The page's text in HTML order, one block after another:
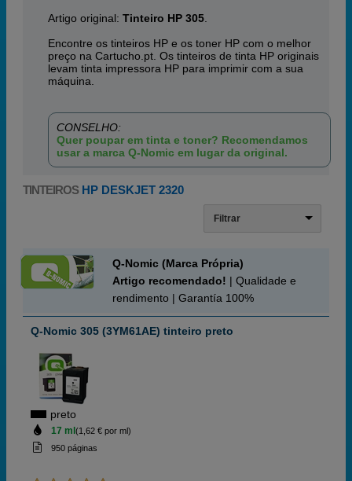
Artigo original: Tinteiro HP 305
Encontre os tinteiros HP e os toner HP com o melhor
preço na Cartucho.pt. Os tinteiros de tinta HP originais
levam tinta impressora HP para imprimir com a sua
máquina.
CONSELHO:
Quer poupar em tinta e toner? Recomendamos
usar a marca Q-Nomic em lugar da original.
TINTEIROS HP DESKJET 2320
Filtrar
Q-Nomic (Marca Própria)
Artigo recomendado! | Qualidade e
rendimento | Garantía 100%
Q-Nomic 305 (3YM61AE) tinteiro preto
preto
17 ml (1,62 € por ml)
950 páginas